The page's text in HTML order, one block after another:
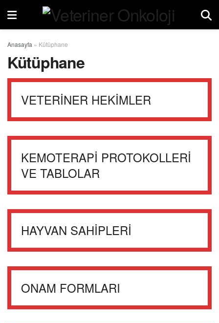
Anasayfa » Kütüphane
Kütüphane
VETERİNER HEKİMLER
KEMOTERAPİ PROTOKOLLERİ
VE TABLOLAR
HAYVAN SAHİPLERİ
ONAM FORMLARI